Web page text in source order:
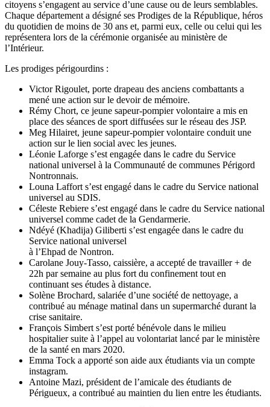
citoyens s’engagent au service d’une cause ou de leurs semblables.
Chaque département a désigné ses Prodiges de la République, héros
du quotidien de moins de 30 ans et, parmi eux, celle ou celui qui les
représentera lors de la cérémonie organisée au ministère de
l’Intérieur.
Les prodiges périgourdins :
Victor Rigoulet, porte drapeau des anciens combattants a
mené une action sur le devoir de mémoire.
Rémy Chort, ce jeune sapeur-pompier volontaire a mis en
place des séances de sport diffusées sur le réseau des JSP.
Meg Hilairet, jeune sapeur-pompier volontaire conduit une
action sur le lien social avec les jeunes.
Léonie Laforge s’est engagée dans le cadre du Service
national universel à la Communauté de communes Périgord
Nontronnais.
Louna Laffort s’est engagé dans le cadre du Service national
universel au SDIS.
Céleste Rebiere s’est engagé dans le cadre du Service national
universel comme cadet de la Gendarmerie.
Ndéyé (Khadija) Giliberti s’est engagée dans le cadre du
Service national universel
à l’Ehpad de Nontron.
Carolane Jouy-Tasso, caissière, a accepté de travailler + de
22h par semaine au plus fort du confinement tout en
continuant ses études à distance.
Solène Brochard, salariée d’une société de nettoyage, a
contribué au ménage matinal dans un supermarché durant la
crise sanitaire.
François Simbert s’est porté bénévole dans le milieu
hospitalier suite à l’appel au volontariat lancé par le ministère
de la santé en mars 2020.
Emma Tock a apporté son aide aux étudiants via un compte
instagram.
Antoine Mazi, président de l’amicale des étudiants de
Périgueux, a contribué au maintien du lien entre les étudiants.